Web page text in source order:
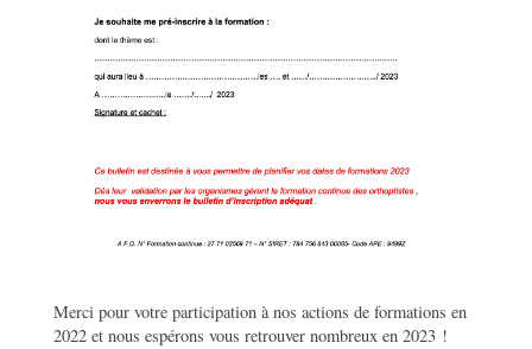
Merci pour votre participation à nos actions de formations en
2022 et nous espérons vous retrouver nombreux en 2023 !